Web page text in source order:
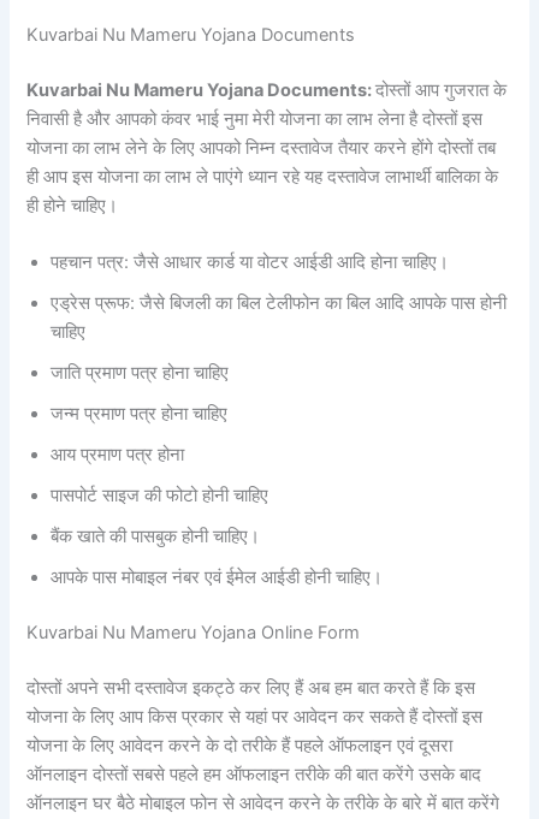
Kuvarbai Nu Mameru Yojana Documents
Kuvarbai Nu Mameru Yojana Documents:दोस्तों आप गुजरात के
निवासी है और आपको कंवर भाई नुमा मेरी योजना का लाभ लेना है दोस्तों इस
योजना का लाभ लेने के लिए आपको निम्न दस्तावेज तैयार करने होंगे दोस्तों तब
ही आप इस योजना का लाभ ले पाएंगे ध्यान रहे यह दस्तावेज लाभार्थी बालिका के
ही होने चाहिए।
पहचान पत्र: जैसे आधार कार्ड या वोटर आईडी आदि होना चाहिए।
एड्रेस प्रूफ: जैसे बिजली का बिल टेलीफोन का बिल आदि आपके पास होनी
चाहिए
जाति प्रमाण पत्र होना चाहिए
जन्म प्रमाण पत्र होना चाहिए
आय प्रमाण पत्र होना
पासपोर्ट साइज की फोटो होनी चाहिए
बैंक खाते की पासबुक होनी चाहिए।
आपके पास मोबाइल नंबर एवं ईमेल आईडी होनी चाहिए।
Kuvarbai Nu Mameru Yojana Online Form
दोस्तों अपने सभी दस्तावेज इकट्ठे कर लिए हैं अब हम बात करते हैं कि इस
योजना के लिए आप किस प्रकार से यहां पर आवेदन कर सकते हैं दोस्तों इस
योजना के लिए आवेदन करने के दो तरीके हैं पहले ऑफलाइन एवं दूसरा
ऑनलाइन दोस्तों सबसे पहले हम ऑफलाइन तरीके की बात करेंगे उसके बाद
ऑनलाइन घर बैठे मोबाइल फोन से आवेदन करने के तरीके के बारे में बात करेंगे